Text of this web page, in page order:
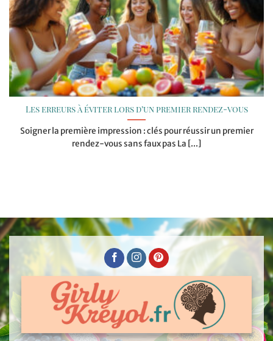
Les erreurs à éviter lors d’un premier rendez-vous
Soigner la première impression : clés pour réussir un premier
rendez-vous sans faux pas La [...]